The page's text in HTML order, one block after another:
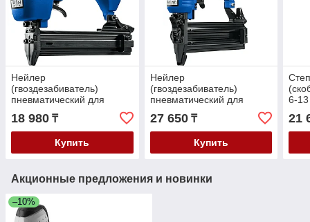
Нейлер
(гвоздезабиватель)
пневматический для
гвоздей Т300-32, ЗУБР
тип 300 (10-32 мм)
(31932)
18 980 ₸
Купить
Нейлер
(гвоздезабиватель)
пневматический для
гвоздей Т300-50, ЗУБР
тип 300 (10-50 мм)
(31933)
27 650₸
Купить
6-
21
Акционные предложения и новинки
–10%